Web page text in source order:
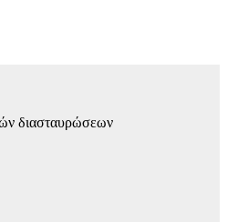
διασταυρώσεων